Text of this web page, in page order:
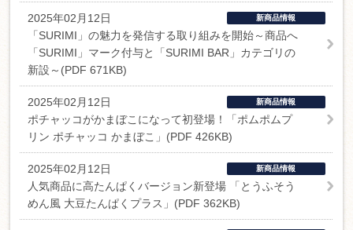
2025年02月12日 新商品情報
「SURIMI」の魅力を発信する取り組みを開始～商品へ
「SURIMI」マーク付与と「SURIMI BAR」カテゴリの
新設～(PDF 671KB)
2025年02月12日 新商品情報
ポチャッコがかまぼこになって初登場！「ポムポムプ
リン ポチャッコ かまぼこ」(PDF 426KB)
2025年02月12日 新商品情報
人気商品に高たんぱくバージョン新登場 「とうふそう
めん風 大豆たんぱくプラス」(PDF 362KB)